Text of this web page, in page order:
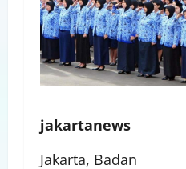
jakartanews
Jakarta, Badan